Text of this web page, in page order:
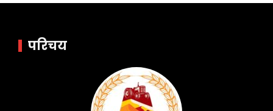
परिचय